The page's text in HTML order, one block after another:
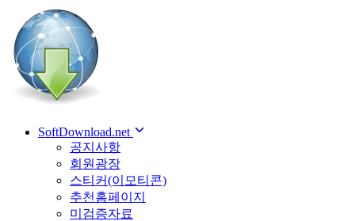
SoftDownload.net
공지사항
회원광장
스티커(이모티콘)
추천홈페이지
미검증자료